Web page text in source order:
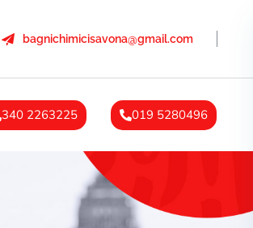
bagnichimicisavona@gmail.com
340 2263225 019 5280496